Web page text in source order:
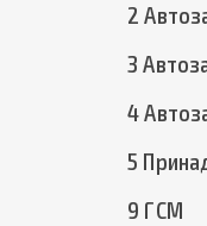
2
3
4
5
9 ГСМ